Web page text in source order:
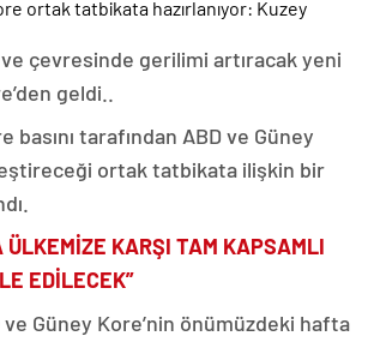
ve çevresinde gerilimi artıracak yeni
geldi..
basını tarafından ABD ve Güney
ortak tatbikata ilişkin bir
ÜLKEMİZE KARŞI TAM KAPSAMLI
EDİLECEK”
ve Güney Kore’nin önümüzdeki hafta